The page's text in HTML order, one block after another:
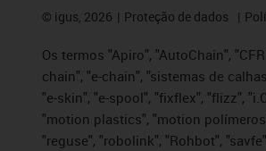
© igus, 2026 Proteção de dados
Os termos "Apiro", "AutoChain",
chain", "e-chain", "sistemas de
"e-skin", "e-spool", "fixflex", "flizz",
"motion plastics", "motion
"reguse", "robolink", "Rohbot",